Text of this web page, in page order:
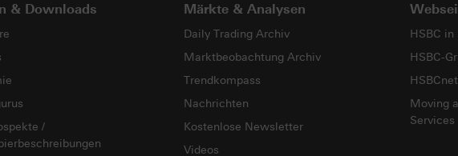
& Downloads
/
Märkte & Analysen
Daily Trading Archiv
Marktbeobachtung Archiv
Trendkompass
Nachrichten
Kostenlose Newsletter
Videos
HSBC in
HSBC-
HSBCnet
Moving
Services